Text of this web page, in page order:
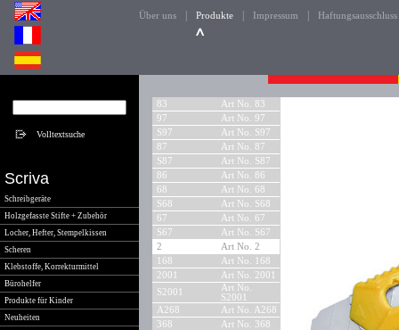
Über uns Produkte Impressum Haftungsausschluss
Scriva
Schreibgeräte
Holzgefasste Stifte + Zubehör
Locher, Hefter, Stempelkissen
Scheren
Klebstoffe, Korrekturmittel
Bürohelfer
Produkte für Kinder
Neuheiten
83
Art No. 83
97
Art No. 97
S97
Art No. S97
87
Art No. 87
S87
Art No. S87
86
Art No. 86
68
Art No. 68
S68
Art No. S68
67
Art No. 67
S67
Art No. S67
2
Art No. 2
168
Art No. 168
2001
Art No. 2001
S2001
Art No.
S2001
A268
Art No. A268
368
Art No. 368